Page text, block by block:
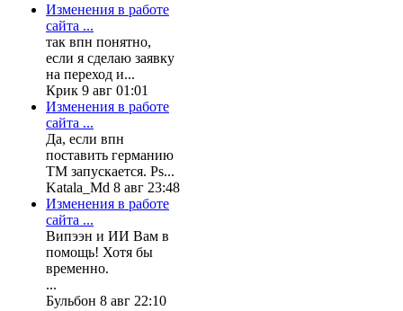
Изменения в работе
сайта ...
так впн понятно,
если я сделаю заявку
на переход и...
Крик 9 авг 01:01
Изменения в работе
сайта ...
Да, если впн
поставить германию
ТМ запускается. Ps...
Katala_Md 8 авг 23:48
Изменения в работе
сайта ...
Випээн и ИИ Вам в
помощь! Хотя бы
временно.
...
Бульбон 8 авг 22:10